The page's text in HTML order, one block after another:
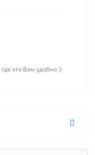
это Вам удобно :)